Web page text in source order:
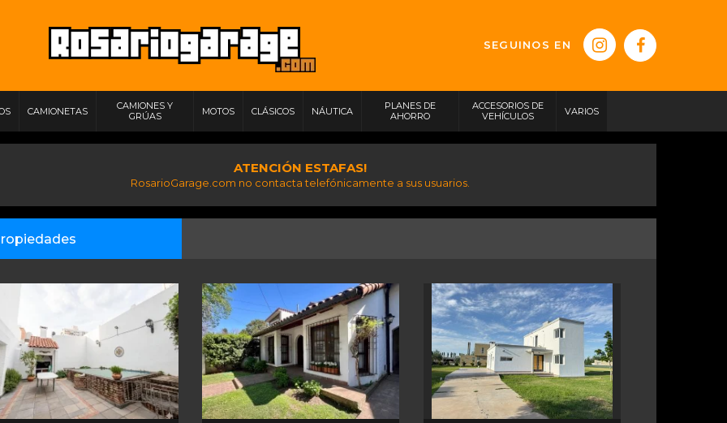
SEGUINOS EN
CAMIONETAS
CAMIONES Y
GRÚAS
MOTOS CLÁSICOS NÁUTICA
PLANES DE
AHORRO
ACCESORIOS DE
VEHÍCULOS
VARIOS
ATENCIÓN ESTAFAS!
RosarioGarage.com no contacta telefónicamente a sus usuarios.